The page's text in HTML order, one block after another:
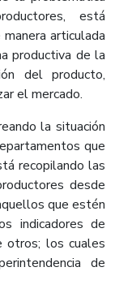
está
articulada
productiva de la
del producto,
el mercado.
la situación
que
recopilando las
desde
que estén
indicadores de
otros; los cuales
de